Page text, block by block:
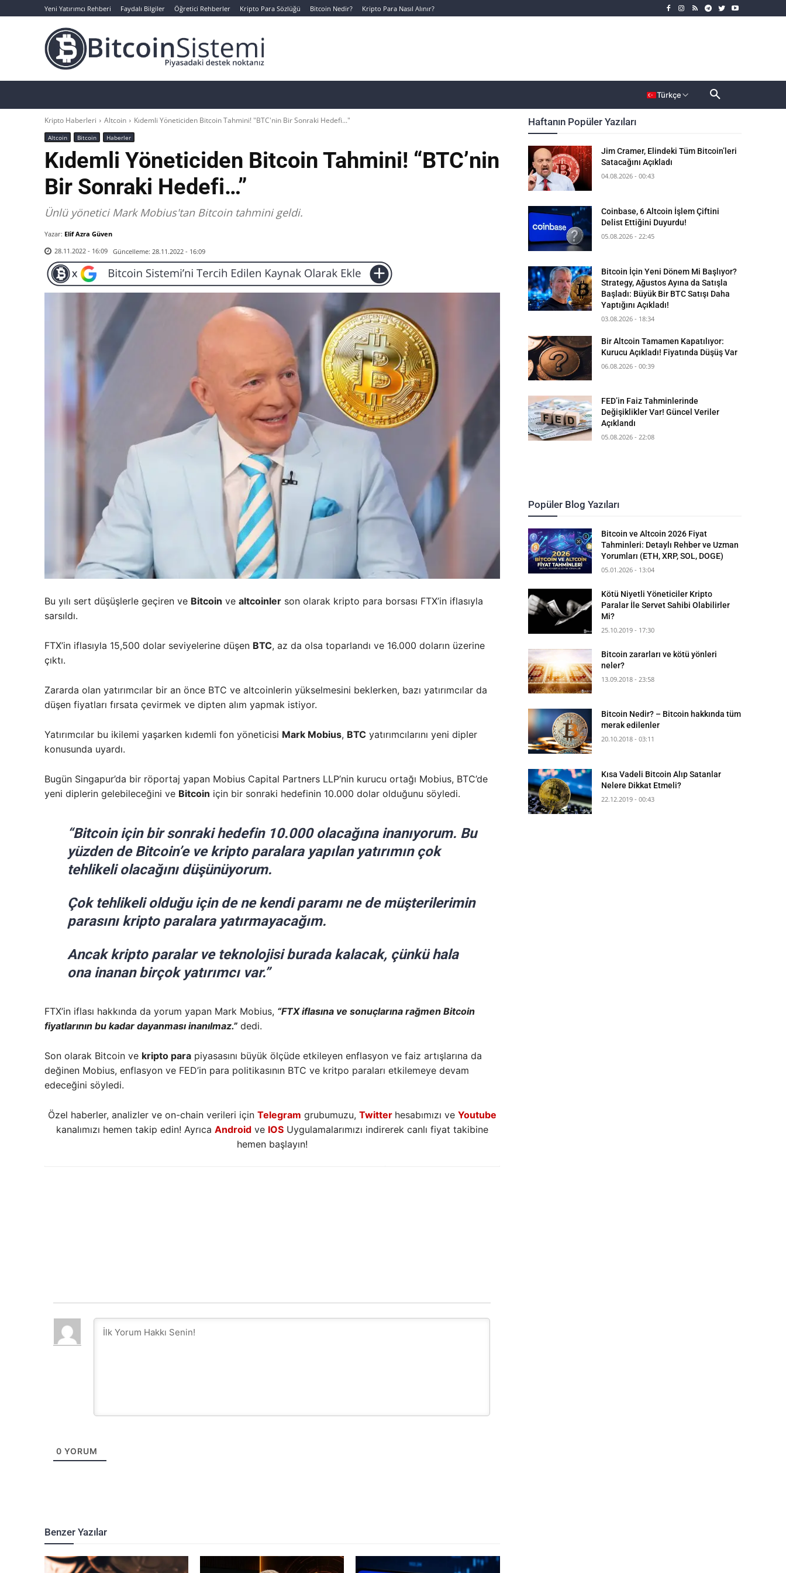
Yeni Yatırımcı Rehberi Faydalı Bilgiler Öğretici Rehberler Kripto Para Sözlüğü Bitcoin Nedir? Kripto Para Nasıl Alınır?
Türkçe
Kripto Haberleri Altcoin Kıdemli Yöneticiden Bitcoin Tahmini! "BTC'nin Bir Sonraki Hedefi..."
Altcoin Bitcoin Haberler
Kıdemli Yöneticiden Bitcoin Tahmini! “BTC’nin
Bir Sonraki Hedefi…”
Ünlü yönetici Mark Mobius'tan Bitcoin tahmini geldi.
Yazar: Elif Azra Güven
28.11.2022 - 16:09 Güncelleme: 28.11.2022 - 16:09
Bu yılı sert düşüşlerle geçiren ve Bitcoin ve altcoinler son olarak kripto para borsası FTX’in iflasıyla
sarsıldı.
FTX’in iflasıyla 15,500 dolar seviyelerine düşen BTC, az da olsa toparlandı ve 16.000 doların üzerine
çıktı.
Zararda olan yatırımcılar bir an önce BTC ve altcoinlerin yükselmesini beklerken, bazı yatırımcılar da
düşen fiyatları fırsata çevirmek ve dipten alım yapmak istiyor.
Yatırımcılar bu ikilemi yaşarken kıdemli fon yöneticisi Mark Mobius, BTC yatırımcılarını yeni dipler
konusunda uyardı.
Bugün Singapur’da bir röportaj yapan Mobius Capital Partners LLP’nin kurucu ortağı Mobius, BTC’de
yeni diplerin gelebileceğini ve Bitcoin için bir sonraki hedefinin 10.000 dolar olduğunu söyledi.
“Bitcoin için bir sonraki hedefin 10.000 olacağına inanıyorum. Bu
yüzden de Bitcoin’e ve kripto paralara yapılan yatırımın çok
tehlikeli olacağını düşünüyorum.
Çok tehlikeli olduğu için de ne kendi paramı ne de müşterilerimin
parasını kripto paralara yatırmayacağım.
Ancak kripto paralar ve teknolojisi burada kalacak, çünkü hala
ona inanan birçok yatırımcı var.”
FTX’in iflası hakkında da yorum yapan Mark Mobius, “FTX iflasına ve sonuçlarına rağmen Bitcoin
fiyatlarının bu kadar dayanması inanılmaz.” dedi.
Son olarak Bitcoin ve kripto para piyasasını büyük ölçüde etkileyen enflasyon ve faiz artışlarına da
değinen Mobius, enflasyon ve FED’in para politikasının BTC ve kritpo paraları etkilemeye devam
edeceğini söyledi.
Özel haberler, analizler ve on-chain verileri için Telegram grubumuzu, Twitter hesabımızı ve Youtube
kanalımızı hemen takip edin! Ayrıca Androidve IOSUygulamalarımızı indirerek canlı fiyat takibine
hemen başlayın!
0 YORUM
Benzer Yazılar
Haftanın Popüler Yazıları
Jim Cramer, Elindeki Tüm Bitcoin’leri
Satacağını Açıkladı
04.08.2026 - 00:43
Coinbase, 6 Altcoin İşlem Çiftini
Delist Ettiğini Duyurdu!
05.08.2026 - 22:45
Bitcoin İçin Yeni Dönem Mi Başlıyor?
Strategy, Ağustos Ayına da Satışla
Başladı: Büyük Bir BTC Satışı Daha
Yaptığını Açıkladı!
03.08.2026 - 18:34
Bir Altcoin Tamamen Kapatılıyor:
Kurucu Açıkladı! Fiyatında Düşüş Var
06.08.2026 - 00:39
FED’in Faiz Tahminlerinde
Değişiklikler Var! Güncel Veriler
Açıklandı
05.08.2026 - 22:08
Popüler Blog Yazıları
Bitcoin ve Altcoin 2026 Fiyat
Tahminleri: Detaylı Rehber ve Uzman
Yorumları (ETH, XRP, SOL, DOGE)
05.01.2026 - 13:04
Kötü Niyetli Yöneticiler Kripto
Paralar İle Servet Sahibi Olabilirler
Mi?
25.10.2019 - 17:30
Bitcoin zararları ve kötü yönleri
neler?
13.09.2018 - 23:58
Bitcoin Nedir? – Bitcoin hakkında tüm
merak edilenler
20.10.2018 - 03:11
Kısa Vadeli Bitcoin Alıp Satanlar
Nelere Dikkat Etmeli?
22.12.2019 - 00:43